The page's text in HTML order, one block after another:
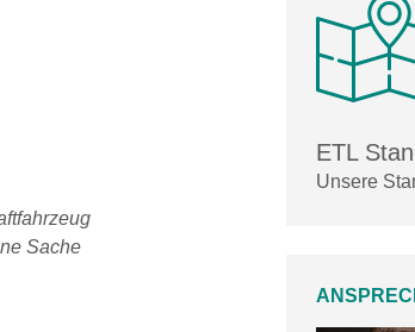
Sache
ETL
Unsere